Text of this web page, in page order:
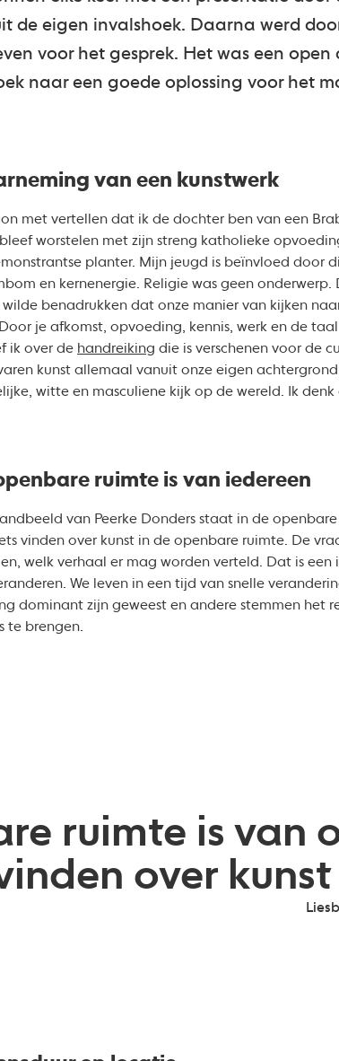
de eigen invalshoek. Daarna werd
voor het gesprek. Het was een
naar een goede oplossing voor het
van een kunstwerk
met vertellen dat ik de dochter ben van een
worstelen met zijn streng katholieke
planter. Mijn jeugd is beïnvloed door
en kernenergie. Religie was geen
wilde benadrukken dat onze manier van kijken
je afkomst, opvoeding, kennis, werk en de
ik over de handreiking die is verschenen voor de
kunst allemaal vanuit onze eigen
witte en masculiene kijk op de wereld. Ik
ruimte is van iedereen
van Peerke Donders staat in de
vinden over kunst in de openbare ruimte. De
welk verhaal er mag worden verteld. Dat is
We leven in een tijd van snelle
dominant zijn geweest en andere stemmen het
te brengen.
ruimte is van
over